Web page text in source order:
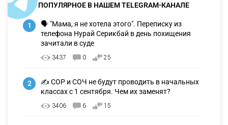
ПОПУЛЯРНОЕ В НАШЕМ TELEGRAM-КАНАЛЕ
1
🗣 "Мама, я не хотела этого". Переписку из
телефона Нурай Серикбай в день похищения
зачитали в суде
3437 0 25
2
✍️ СОР и СОЧ не будут проводить в начальных
классах с 1 сентября. Чем их заменят?
3406 6 15